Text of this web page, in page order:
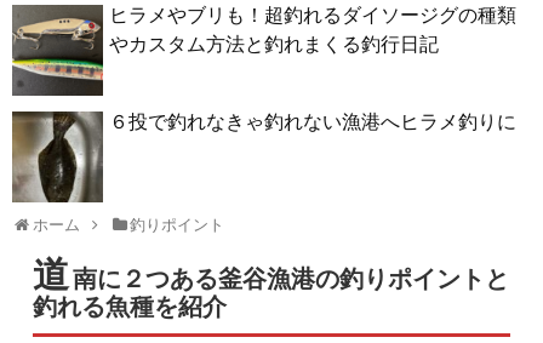
ヒラメやブリも！超釣れるダイソージグの種類
やカスタム方法と釣れまくる釣行日記
６投で釣れなきゃ釣れない漁港へヒラメ釣りに
ホーム 釣りポイント
道南に２つある釜谷漁港の釣りポイントと
釣れる魚種を紹介